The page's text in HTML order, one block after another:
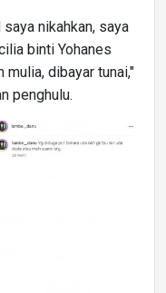
nikahkan, saya
binti Yohanes
dibayar tunai,"
penghulu.